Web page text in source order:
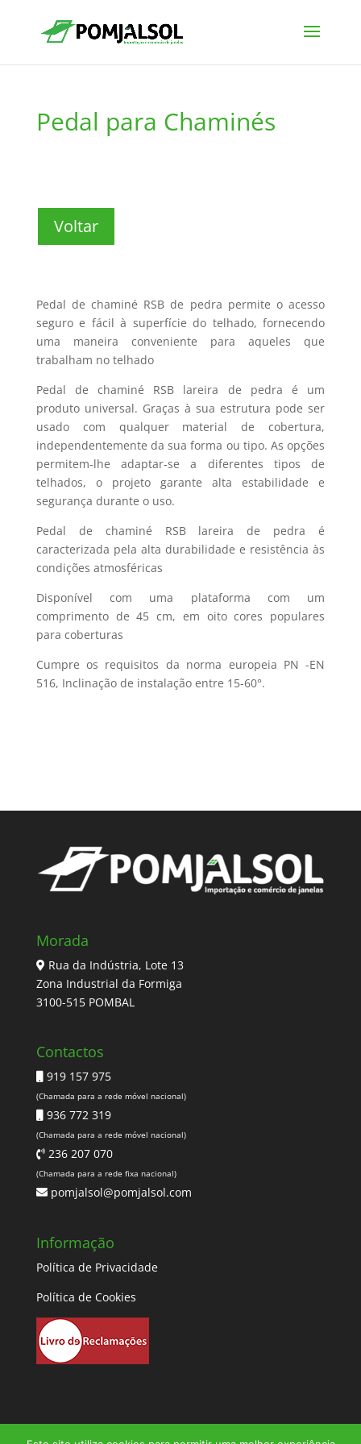
Pedal para Chaminés
Voltar
Pedal de chaminé RSB de pedra permite o acesso
seguro e fácil à superfície do telhado, fornecendo
uma maneira conveniente para aqueles que
trabalham no telhado
Pedal de chaminé RSB lareira de pedra é um
produto universal. Graças à sua estrutura pode ser
usado com qualquer material de cobertura,
independentemente da sua forma ou tipo. As opções
permitem-lhe adaptar-se a diferentes tipos de
telhados, o projeto garante alta estabilidade e
segurança durante o uso.
Pedal de chaminé RSB lareira de pedra é
caracterizada pela alta durabilidade e resistência às
condições atmosféricas
Disponível com uma plataforma com um
comprimento de 45 cm, em oito cores populares
para coberturas
Cumpre os requisitos da norma europeia PN -EN
516, Inclinação de instalação entre 15-60°.
Morada
Rua da Indústria, Lote 13
Zona Industrial da Formiga
3100-515 POMBAL
Contactos
919 157 975
(Chamada para a rede móvel nacional)
936 772 319
(Chamada para a rede móvel nacional)
236 207 070
(Chamada para a rede fixa nacional)
pomjalsol@pomjalsol.com
Informação
Política de Privacidade
Política de Cookies